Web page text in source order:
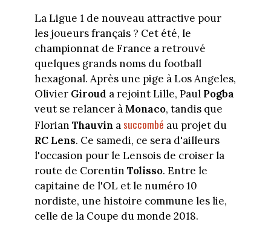
La Ligue 1 de nouveau attractive pour
les joueurs français ? Cet été, le
championnat de France a retrouvé
quelques grands noms du football
hexagonal. Après une pige à Los Angeles,
Olivier Giroud a rejoint Lille, Paul Pogba
veut se relancer àMonaco, tandis que
Florian Thauvinasuccombé au projet du
RC Lens. Ce samedi, ce sera d'ailleurs
l'occasion pour le Lensois de croiser la
route de Corentin Tolisso. Entre le
capitaine de l'OL et le numéro 10
nordiste, une histoire commune les lie,
celle de la Coupe du monde 2018.